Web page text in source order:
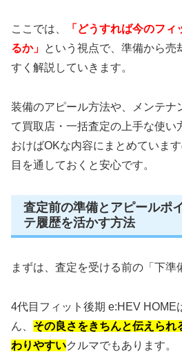
ここでは、
「どうすれば今のフ
るか」 という視点で、準備から売
すく解説していきます。
装備のアピール方法や、メンテナ
て買取店・一括査定の上手な使い
おけばOKな内容にまとめていま
目を通しておくと安心です。
査定前の準備とアピールポ
テ履歴を活かす方法
まずは、査定を受ける前の「下準
4代目フィット後期 e:HEV HOME
ん、 その良さをきちんと伝えられ
わりやすいクルマでもあります。